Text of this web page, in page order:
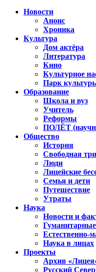
Новости
Анонс
Хроника
Культура
Дом актёра
Литература
Кино
Культурное
Парк
Образование
Школа и вуз
Учитель
Реформы
ПОЛЁТ
Общество
История
Свободная
Люди
Лицейские
Семья и дети
Путешествие
Утраты
Наука
Новости и
Естественно-
Наука в лицах
Проекты
Архив
Русский Север